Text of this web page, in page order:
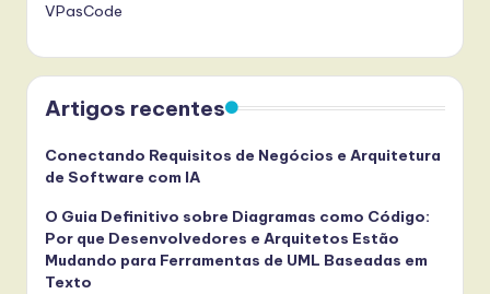
VPasCode
Artigos recentes
Conectando Requisitos de Negócios e Arquitetura
de Software com IA
O Guia Definitivo sobre Diagramas como Código:
Por que Desenvolvedores e Arquitetos Estão
Mudando para Ferramentas de UML Baseadas em
Texto